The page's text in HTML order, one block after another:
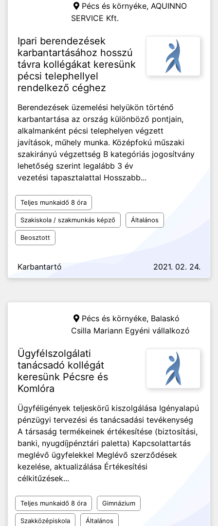
Pécs és környéke, AQUINNO
SERVICE Kft.
Ipari berendezések
karbantartásához hosszú
távra kollégákat keresünk
pécsi telephellyel
rendelkező céghez
Berendezések üzemelési helyükön történő
karbantartása az ország különböző pontjain,
alkalmanként pécsi telephelyen végzett
javítások, műhely munka. Középfokú műszaki
szakirányú végzettség B kategóriás jogosítvány
lehetőség szerint legalább 3 év
vezetési tapasztalattal Hosszabb...
Teljes munkaidő 8 óra
Szakiskola / szakmunkás képző Általános
Beosztott
Karbantartó 2021. 02. 24.
Pécs és környéke, Balaskó
Csilla Mariann Egyéni vállalkozó
Ügyfélszolgálati
tanácsadó kollégát
keresünk Pécsre és
Komlóra
Ügyféligények teljeskörű kiszolgálása Igényalapú
pénzügyi tervezési és tanácsadási tevékenység
A társaság termékeinek értékesítése (biztosítási,
banki, nyugdíjpénztári paletta) Kapcsolattartás
meglévő ügyfelekkel Meglévő szerződések
kezelése, aktualizálása Értékesítési
célkitűzések...
Teljes munkaidő 8 óra Gimnázium
Szakközépiskola Általános